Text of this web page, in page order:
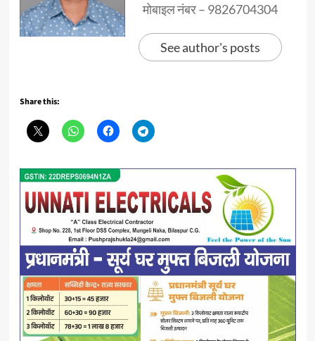
मोबाइल नंबर – 9826704304
See author's posts
Share this: